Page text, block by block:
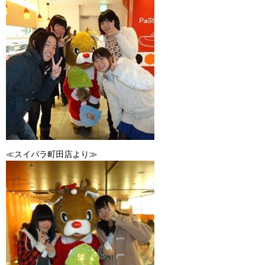
≪スイパラ町田店より≫